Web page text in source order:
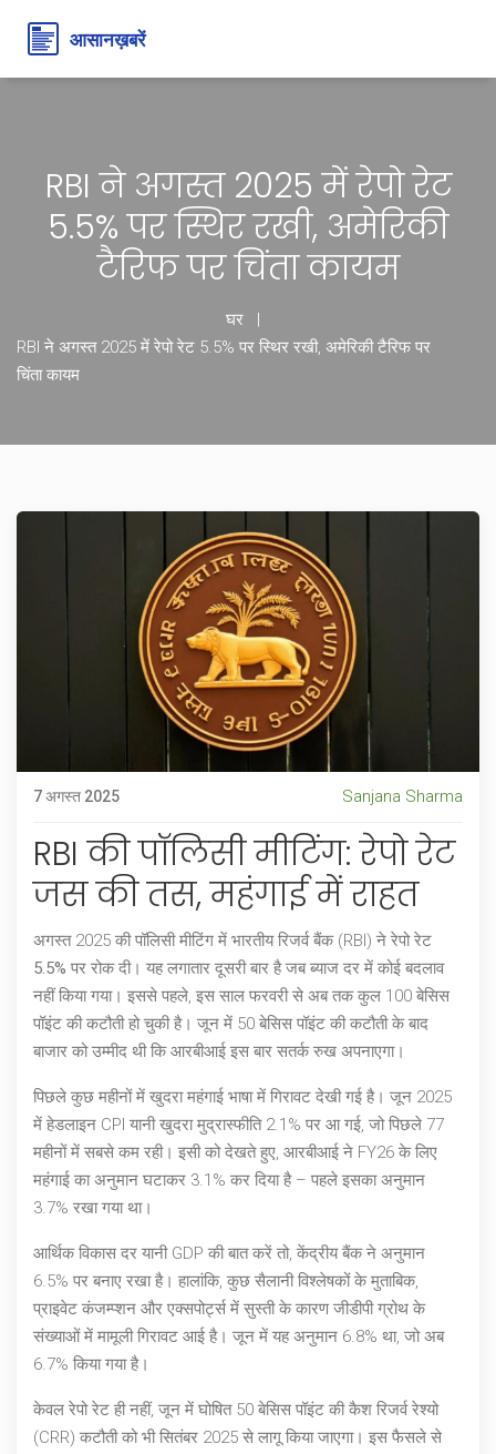
RBI ने अगस्त 2025 में रेपो रेट
5.5% पर स्थिर रखी, अमेरिकी
टैरिफ पर चिंता कायम
घर
RBI ने अगस्त 2025 में रेपो रेट 5.5% पर स्थिर रखी, अमेरिकी टैरिफ पर
चिंता कायम
7 अगस्त 2025 Sanjana Sharma
RBI की पॉलिसी मीटिंग: रेपो रेट
जस की तस, महंगाई में राहत
अगस्त 2025 की पॉलिसी मीटिंग में भारतीय रिजर्व बैंक (RBI) ने रेपो रेट
5.5% पर रोक दी। यह लगातार दूसरी बार है जब ब्याज दर में कोई बदलाव
नहीं किया गया। इससे पहले, इस साल फरवरी से अब तक कुल 100 बेसिस
पॉइंट की कटौती हो चुकी है। जून में 50 बेसिस पॉइंट की कटौती के बाद
बाजार को उम्मीद थी कि आरबीआई इस बार सतर्क रुख अपनाएगा।
पिछले कुछ महीनों में खुदरा महंगाई भाषा में गिरावट देखी गई है। जून 2025
में हेडलाइन CPI यानी खुदरा मुद्रास्फीति 2.1% पर आ गई, जो पिछले 77
महीनों में सबसे कम रही। इसी को देखते हुए, आरबीआई ने FY26 के लिए
महंगाई का अनुमान घटाकर 3.1% कर दिया है – पहले इसका अनुमान
3.7% रखा गया था।
आर्थिक विकास दर यानी GDP की बात करें तो, केंद्रीय बैंक ने अनुमान
6.5% पर बनाए रखा है। हालांकि, कुछ सैलानी विश्लेषकों के मुताबिक,
प्राइवेट कंजम्प्शन और एक्सपोर्ट्स में सुस्ती के कारण जीडीपी ग्रोथ के
संख्याओं में मामूली गिरावट आई है। जून में यह अनुमान 6.8% था, जो अब
6.7% किया गया है।
केवल रेपो रेट ही नहीं, जून में घोषित 50 बेसिस पॉइंट की कैश रिजर्व रेश्यो
(CRR) कटौती को भी सितंबर 2025 से लागू किया जाएगा। इस फैसले से